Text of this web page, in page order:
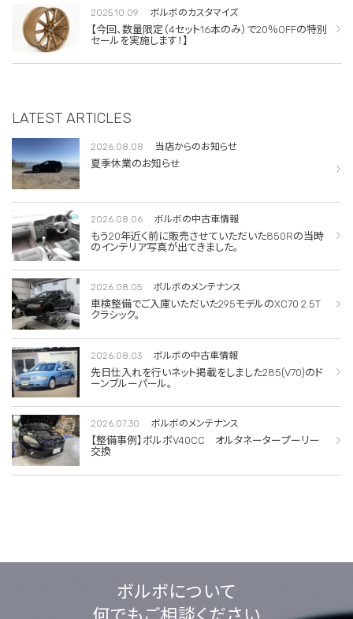
2025.10.09 ボルボのカスタマイズ
【今回、数量限定（4セット16本のみ）で20％OFFの特別
セールを実施します！】
LATEST ARTICLES
2026.08.08 当店からのお知らせ
夏季休業のお知らせ
2026.08.06 ボルボの中古車情報
もう20年近く前に販売させていただいた850Rの当時
のインテリア写真が出てきました。
2026.08.05 ボルボのメンテナンス
車検整備でご入庫いただいた295モデルのXC70 2.5T
クラシック。
2026.08.03 ボルボの中古車情報
先日仕入れを行いネット掲載をしました285(V70)のド
ーンブルーパール。
2026.07.30 ボルボのメンテナンス
【整備事例】ボルボV40CC オルタネータープーリー
交換
ボルボについて